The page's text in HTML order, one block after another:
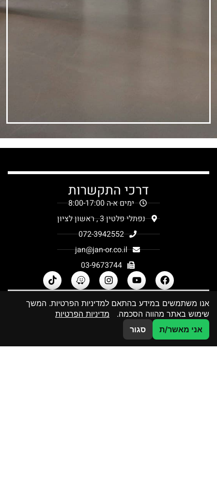
מפת אתר
קטלוג 2026
בלוג
מדיניות פרטיות
דרכי התקשרות
ימים א-ה 8:00-17:00
נפתלי פלטין 3 , ראשון לציון
072-3942552
jan@jan-or.co.il
03-9673744
אנו משתמשים במידע בהתאם למדיניות הפרטיות. המשך
שימוש באתר מהווה הסכמה. מדיניות הפרטיות
אני מאשר/ת
סגורצרו קשר